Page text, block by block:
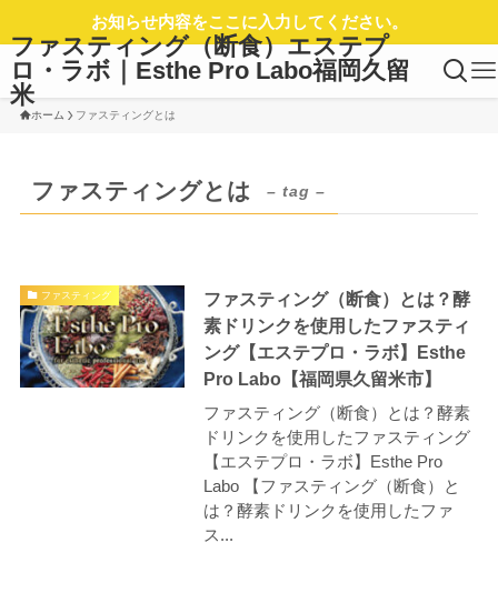
お知らせ内容をここに入力してください。
ファスティング（断食）エステプ
ロ・ラボ｜Esthe Pro Labo福岡久留
米
ホーム ファスティングとは
ファスティングとは – tag –
ファスティング
ファスティング（断食）とは？酵
素ドリンクを使用したファスティ
ング【エステプロ・ラボ】Esthe
Pro Labo【福岡県久留米市】
ファスティング（断食）とは？酵素
ドリンクを使用したファスティング
【エステプロ・ラボ】Esthe Pro
Labo 【ファスティング（断食）と
は？酵素ドリンクを使用したファ
ス...